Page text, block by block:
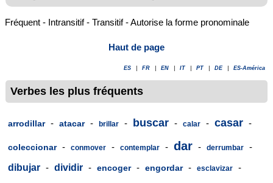
Fréquent - Intransitif - Transitif - Autorise la forme pronominale
Haut de page
ES FR EN IT PT DE ES-América
Verbes les plus fréquents
arrodillar - atacar - brillar - buscar - calar - casar -
coleccionar - conmover - contemplar - dar - derrumbar
-
dibujar - dividir - encoger - engordar - esclavizar -